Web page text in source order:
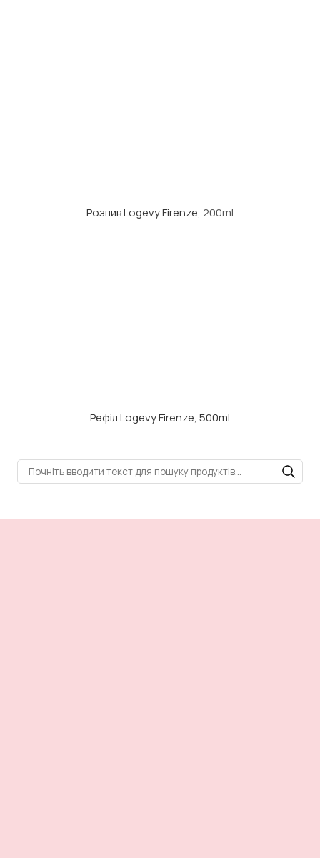
Розпив Logevy Firenze, 200ml
Рефіл Logevy Firenze, 500ml